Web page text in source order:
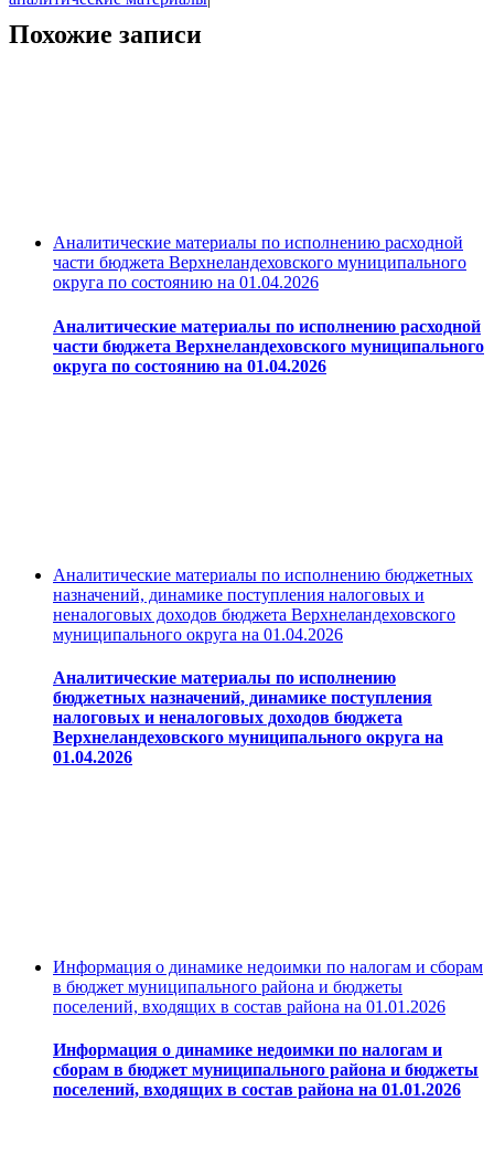
Похожие записи
Аналитические материалы по исполнению расходной
части бюджета Верхнеландеховского муниципального
округа по состоянию на 01.04.2026
Аналитические материалы по исполнению расходной
части бюджета Верхнеландеховского муниципального
округа по состоянию на 01.04.2026
Аналитические материалы по исполнению бюджетных
назначений, динамике поступления налоговых и
неналоговых доходов бюджета Верхнеландеховского
муниципального округа на 01.04.2026
Аналитические материалы по исполнению
бюджетных назначений, динамике поступления
налоговых и неналоговых доходов бюджета
Верхнеландеховского муниципального округа на
01.04.2026
Информация о динамике недоимки по налогам и сборам
в бюджет муниципального района и бюджеты
поселений, входящих в состав района на 01.01.2026
Информация о динамике недоимки по налогам и
сборам в бюджет муниципального района и бюджеты
поселений, входящих в состав района на 01.01.2026